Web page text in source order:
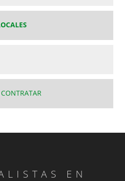
CONTRATAR
EN